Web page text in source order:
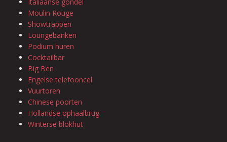
Moulin Rouge
Showtrappen
Loungebanken
Podium huren
Cocktailbar
Big Ben
Engelse telefooncel
Vuurtoren
Chinese poorten
Hollandse ophaalbrug
Winterse blokhut